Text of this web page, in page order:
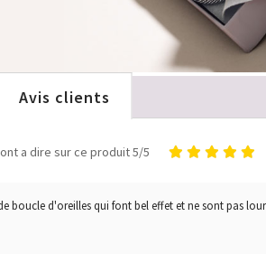
Avis clients
a dire sur ce produit 5/5
boucle d'oreilles qui font bel effet et ne sont pas